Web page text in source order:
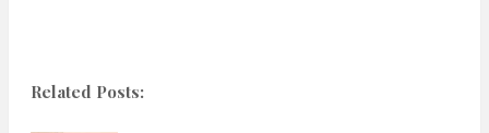
Related Posts: